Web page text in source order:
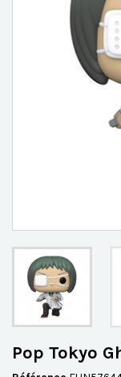
Pop Tokyo